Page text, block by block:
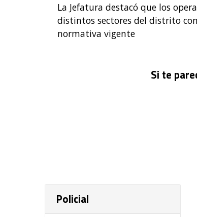
La Jefatura destacó que los
distintos sectores del distrito
normativa vigente
Si te
Policial